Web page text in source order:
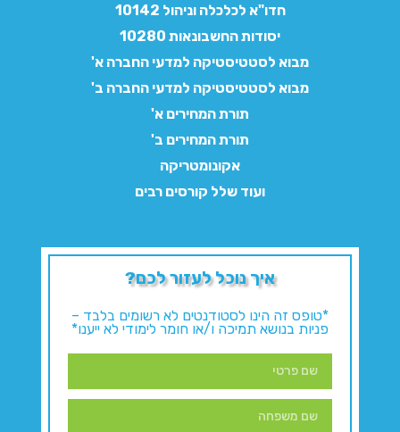
חדו"א לכלכלה וניהול 10142
יסודות החשבונאות 10280
מבוא לסטטיסטיקה למדעי החברה א'
מבוא לסטטיסטיקה למדעי החברה ב'
תורת המחירים א'
תורת המחירים ב'
אקונומטריקה
ועוד שלל קורסים רבים
איך נוכל לעזור לכם?
*טופס זה הינו לסטודנטים לא רשומים בלבד –
פניות בנושא תמיכה ו/או חומר לימודי לא ייענו*